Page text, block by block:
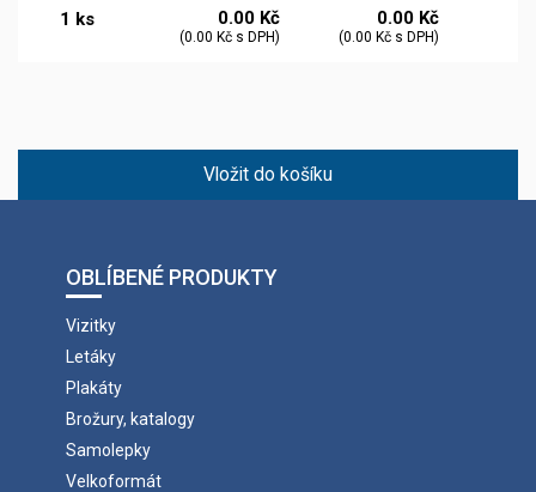
1 ks 0.00 Kč
(0.00 Kč s DPH)
0.00 Kč
(0.00 Kč s DPH)
Vložit do košíku
OBLÍBENÉ PRODUKTY
Vizitky
Letáky
Plakáty
Brožury, katalogy
Samolepky
Velkoformát